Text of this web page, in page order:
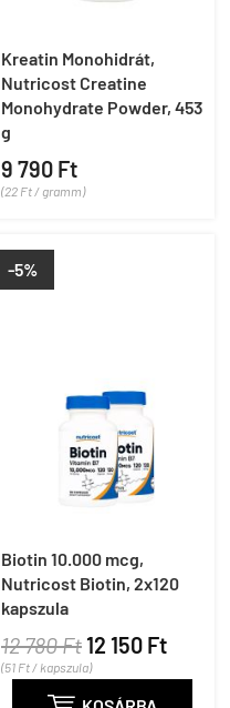
Kreatin Monohidrát,
Nutricost Creatine
Monohydrate Powder, 453
g
9 790 Ft
(22 Ft / gramm)
-5%
Biotin 10.000 mcg,
Nutricost Biotin, 2x120
kapszula
12 780 Ft 12 150 Ft
(51 Ft / kapszula)